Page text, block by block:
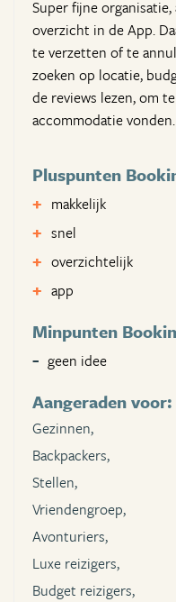
Super fijne
overzicht in de App.
te verzetten of te
zoeken op locatie,
de reviews lezen, om
accommodatie
Pluspunten
makkelijk
snel
overzichtelijk
app
Minpunten
geen idee
Aangeraden voor:
Gezinnen,
Backpackers,
Stellen,
Vriendengroep,
Avonturiers,
Luxe reizigers,
Budget reizigers,